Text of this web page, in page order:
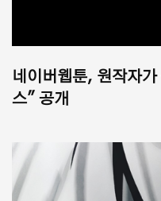
네이버웹툰, 원작자
스" 공개